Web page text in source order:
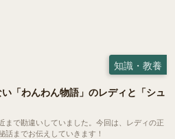
知識・教養
「わんわん物語」のレディと「シュ
まで勘違いしていました。今回は、レディの正
話までお伝えしていきます！